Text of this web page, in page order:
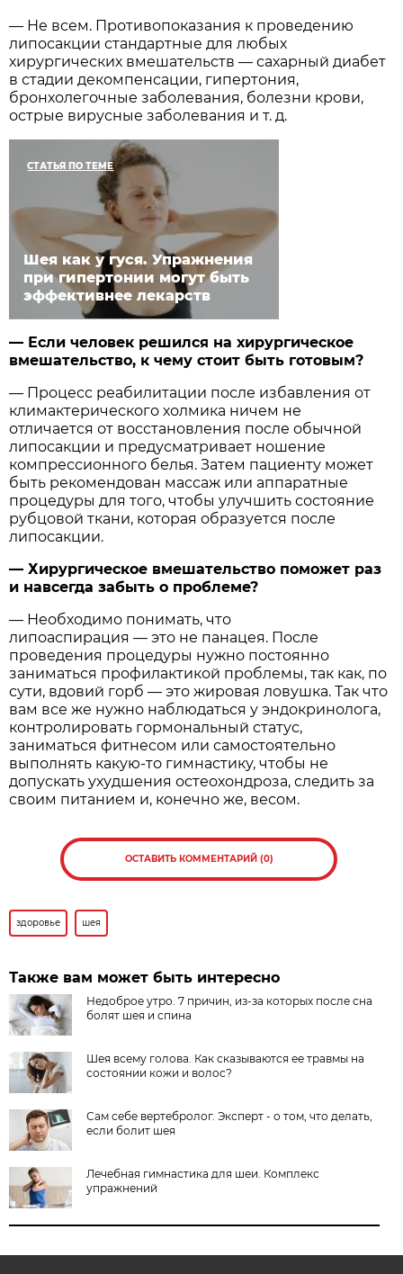
— Не всем. Противопоказания к проведению
липосакции стандартные для любых
хирургических вмешательств — сахарный диабет
в стадии декомпенсации, гипертония,
бронхолегочные заболевания, болезни крови,
острые вирусные заболевания и т. д.
СТАТЬЯ ПО ТЕМЕ
Шея как у гуся. Упражнения
при гипертонии могут быть
эффективнее лекарств
— Если человек решился на хирургическое
вмешательство, к чему стоит быть готовым?
— Процесс реабилитации после избавления от
климактерического холмика ничем не
отличается от восстановления после обычной
липосакции и предусматривает ношение
компрессионного белья. Затем пациенту может
быть рекомендован массаж или аппаратные
процедуры для того, чтобы улучшить состояние
рубцовой ткани, которая образуется после
липосакции.
— Хирургическое вмешательство поможет раз
и навсегда забыть о проблеме?
— Необходимо понимать, что
липоаспирация — это не панацея. После
проведения процедуры нужно постоянно
заниматься профилактикой проблемы, так как, по
сути, вдовий горб — это жировая ловушка. Так что
вам все же нужно наблюдаться у эндокринолога,
контролировать гормональный статус,
заниматься фитнесом или самостоятельно
выполнять какую-то гимнастику, чтобы не
допускать ухудшения остеохондроза, следить за
своим питанием и, конечно же, весом.
ОСТАВИТЬ КОММЕНТАРИЙ (0)
здоровье шея
Также вам может быть интересно
Недоброе утро. 7 причин, из-за которых после сна
болят шея и спина
Шея всему голова. Как сказываются ее травмы на
состоянии кожи и волос?
Сам себе вертебролог. Эксперт - о том, что делать,
если болит шея
Лечебная гимнастика для шеи. Комплекс
упражнений